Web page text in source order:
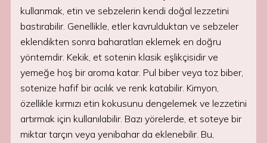
kullanmak, etin ve sebzelerin kendi doğal lezzetini
bastırabilir. Genellikle, etler kavrulduktan ve sebzeler
eklendikten sonra baharatları eklemek en doğru
yöntemdir. Kekik, et sotenin klasik eşlikçisidir ve
yemeğe hoş bir aroma katar. Pul biber veya toz biber,
sotenize hafif bir acılık ve renk katabilir. Kimyon,
özellikle kırmızı etin kokusunu dengelemek ve lezzetini
artırmak için kullanılabilir. Bazı yörelerde, et soteye bir
miktar tarçın veya yenibahar da eklenebilir. Bu,